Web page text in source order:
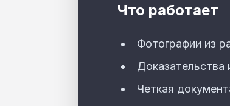
Что работает
Фотографии из
Доказательства
Четкая